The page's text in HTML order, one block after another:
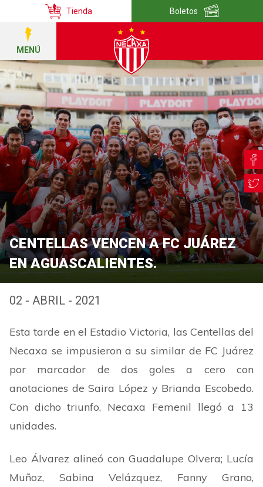
Tienda Boletos
MENÚ
CENTELLAS VENCEN A FC JUÁREZ
EN AGUASCALIENTES.
02 - ABRIL - 2021
Esta tarde en el Estadio Victoria, las Centellas del
Necaxa se impusieron a su similar de FC Juárez
por marcador de dos goles a cero con
anotaciones de Saira López y Brianda Escobedo.
Con dicho triunfo, Necaxa Femenil llegó a 13
unidades.
Leo Álvarez alineó con Guadalupe Olvera; Lucía
Muñoz, Sabina Velázquez, Fanny Grano,